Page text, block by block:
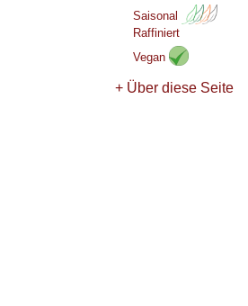
Saisonal
Raffiniert
Vegan
+ Über diese Seite